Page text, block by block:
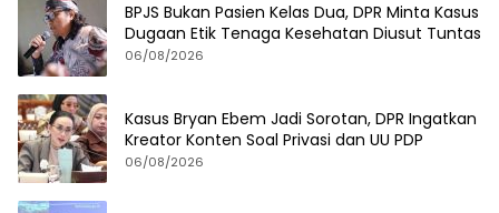
BPJS Bukan Pasien Kelas Dua, DPR Minta Kasus
Dugaan Etik Tenaga Kesehatan Diusut Tuntas
06/08/2026
Kasus Bryan Ebem Jadi Sorotan, DPR Ingatkan
Kreator Konten Soal Privasi dan UU PDP
06/08/2026